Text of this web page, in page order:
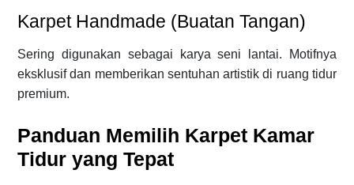
Karpet Handmade (Buatan Tangan)
Sering digunakan sebagai karya seni lantai. Motifnya
eksklusif dan memberikan sentuhan artistik di ruang tidur
premium.
Panduan Memilih Karpet Kamar
Tidur yang Tepat